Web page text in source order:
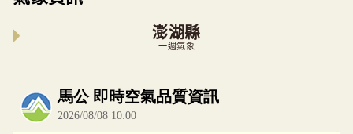
澎湖縣
一週氣象
內嵌空氣品質小工具為視覺預覽，完整即時空